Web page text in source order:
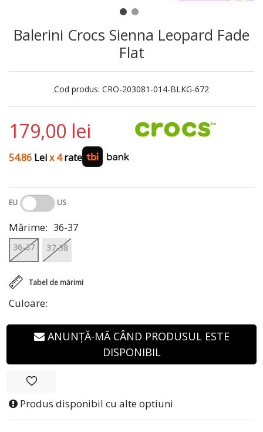
Balerini Crocs Sienna Leopard Fade
Flat
Cod produs: CRO-203081-014-BLKG-672
179,00 lei
54.86 Leix 4rate
EU US
Culoare:
Tabel de mărimi
Mărime: 36-37
36-37 37-38
ANUNȚĂ-MĂ CÂND PRODUSUL ESTE
DISPONIBIL
Produs disponibil cu alte optiuni